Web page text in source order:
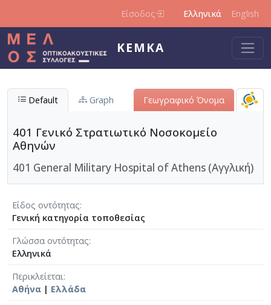
Είσοδος Ελληνικά English
ΚΕΜΚΑ
Default Graph Γεωγραφικό Όνομα
401 Γενικό Στρατιωτικό Νοσοκομείο
Αθηνών
401 General Military Hospital of Athens (Αγγλική)
Είδος οντότητας
Γενική κατηγορία τοποθεσίας
Γλώσσα οντότητας
Ελληνικά
Περικλείεται
Αθήνα | Ελλάδα